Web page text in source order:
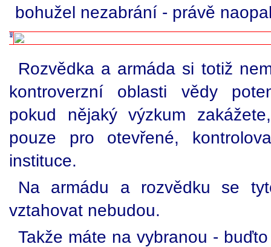
bohužel nezabrání - právě
Rozvědka a armáda si totiž
kontroverzní oblasti vědy
pokud nějaký výzkum
pouze pro otevřené,
instituce.
Na armádu a rozvědku se
vztahovat nebudou.
Takže máte na vybranou -